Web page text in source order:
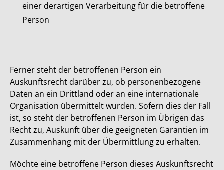
einer derartigen Verarbeitung für die betroffene
Person
Ferner steht der betroffenen Person ein
Auskunftsrecht darüber zu, ob personenbezogene
Daten an ein Drittland oder an eine internationale
Organisation übermittelt wurden. Sofern dies der Fall
ist, so steht der betroffenen Person im Übrigen das
Recht zu, Auskunft über die geeigneten Garantien im
Zusammenhang mit der Übermittlung zu erhalten.
Möchte eine betroffene Person dieses Auskunftsrecht